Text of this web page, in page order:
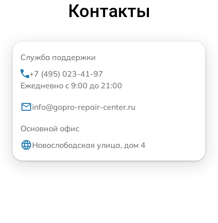
Контакты
Служба поддержки
+7 (495) 023-41-97
Ежедневно с 9:00 до 21:00
info@gopro-repair-center.ru
Основной офис
Новослободская улица, дом 4